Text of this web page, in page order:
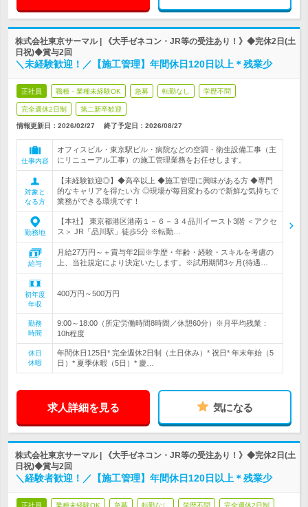
株式会社東京サーマル | 《大手ゼネコン・JR等の受注あり！》◆完休2日(土
日祝)◆賞与2回
＼未経験歓迎！／【施工管理】年間休日120日以上＊残業少
正社員 職種・業種未経験OK 急募 転勤なし 学歴不問
完全週休2日制 第二新卒歓迎
情報更新日：2026/02/27 終了予定日： 2026/08/27
仕事内容
オフィスビル・東京駅ビル・病院などの空調・衛生設備工事（主
にリニューアル工事）の施工管理業務をお任せします。
対象と
なる方
【未経験歓迎◎】◆高卒以上 ◆施工管理に興味がある方 ◆専門
的なキャリアを得たい方 ◎現場が毎回変わるので新鮮な気持ちで
業務ができる環境です！
勤務地
【本社】 東京都港区港南１－６－３４品川イースト3階 ＜アクセ
ス＞ JR「品川駅」徒歩5分 ※転勤…
給与
月給27万円～＋賞与年2回※学歴・年齢・経験・スキルを考慮の
上、当社規定により決定いたします。※試用期間3ヶ月(待遇…
初年度
年収
400万円～500万円
勤務
時間
9:00～18:00（所定労働時間8時間／休憩60分）※月平均残業：
10h程度
休日
休暇
年間休日125日* 完全週休2日制（土日休み）* 祝日* 年末年始（5
日）* 夏季休暇（5日）* 慶…
求人詳細を見る 気になる
株式会社東京サーマル | 《大手ゼネコン・JR等の受注あり！》◆完休2日(土
日祝)◆賞与2回
＼経験者歓迎！／【施工管理】年間休日120日以上＊残業少
正社員 業種未経験OK 急募 転勤なし 学歴不問 完全週休2日制